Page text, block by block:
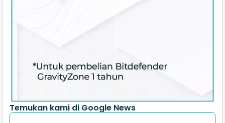
Temukan kami di Google News